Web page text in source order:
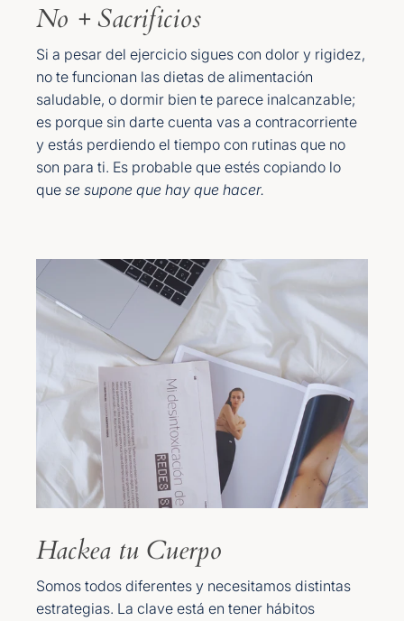
No + Sacrificios
Si a pesar del ejercicio sigues con dolor y rigidez,
no te funcionan las dietas de alimentación
saludable, o dormir bien te parece inalcanzable;
es porque sin darte cuenta vas a contracorriente
y estás perdiendo el tiempo con rutinas que no
son para ti. Es probable que estés copiando lo
que se supone que hay que hacer.
Hackea tu Cuerpo
Somos todos diferentes y necesitamos distintas
estrategias. La clave está en tener hábitos